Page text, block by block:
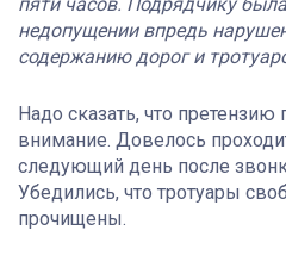
недопущении впредь
содержанию дорог и
Надо сказать, что
внимание. Довелось
следующий день после
Убедились, что тротуары
прочищены.